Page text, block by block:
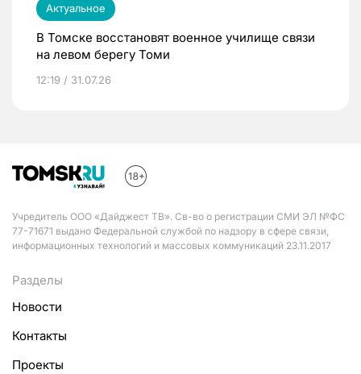
Актуальное
В Томске восстановят военное училище связи
на левом берегу Томи
12:19 / 31.07.26
Учредитель ООО «Дайджест ТВ». Св-во о регистрации СМИ ЭЛ №ФС
77-71671 выдано Федеральной службой по надзору в сфере связи,
информационных технологий и массовых коммуникаций 23.11.2017
Разделы
Новости
Контакты
Проекты